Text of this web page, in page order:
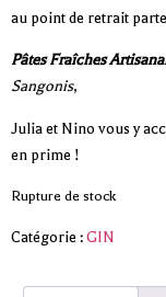
au point de retrait
Pâtes Fraîches
Sangonis,
Julia et Nino vous y
en prime !
Rupture de stock
Catégorie :GIN